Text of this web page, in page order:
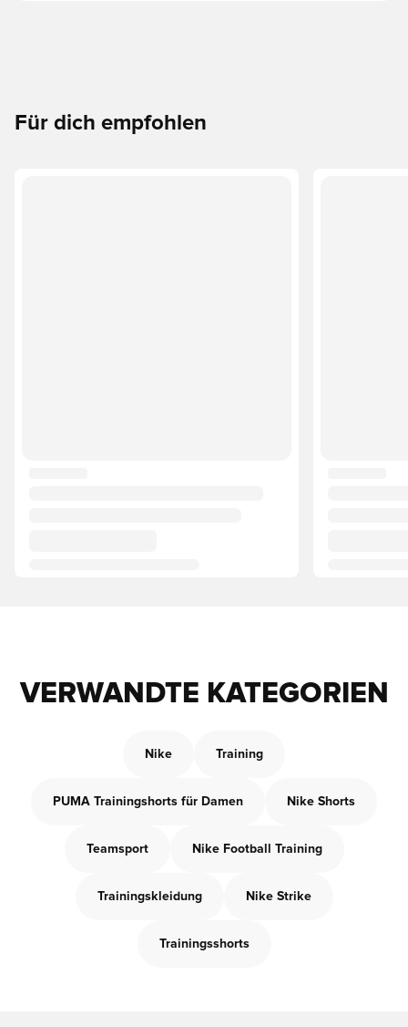
Für dich empfohlen
VERWANDTE KATEGORIEN
Nike Training
PUMA Trainingshorts für Damen Nike Shorts
Teamsport Nike Football Training
Trainingskleidung Nike Strike
Trainingsshorts